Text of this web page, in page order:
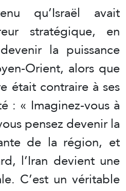
qu’Israël avait
stratégique, en
la puissance
Orient, alors que
était contraire à ses
: « Imaginez-vous à
pensez devenir la
de la région, et
l’Iran devient une
C’est un véritable